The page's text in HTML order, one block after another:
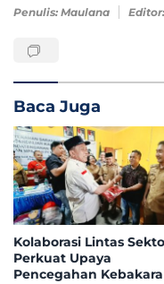
Penulis: Maulana
Baca Juga
Kolaborasi Lintas
Perkuat Upaya
Pencegahan